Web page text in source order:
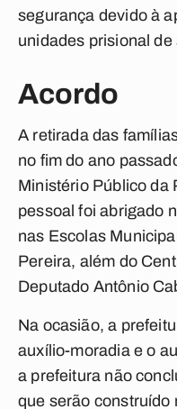
segurança devido à
unidades prisional
Acordo
A retirada das
no fim do ano
Ministério Público da
pessoal foi abrigado
nas Escolas
Pereira, além do
Deputado Antônio
Na ocasião, a
auxílio-moradia e o
a prefeitura não
que serão construído